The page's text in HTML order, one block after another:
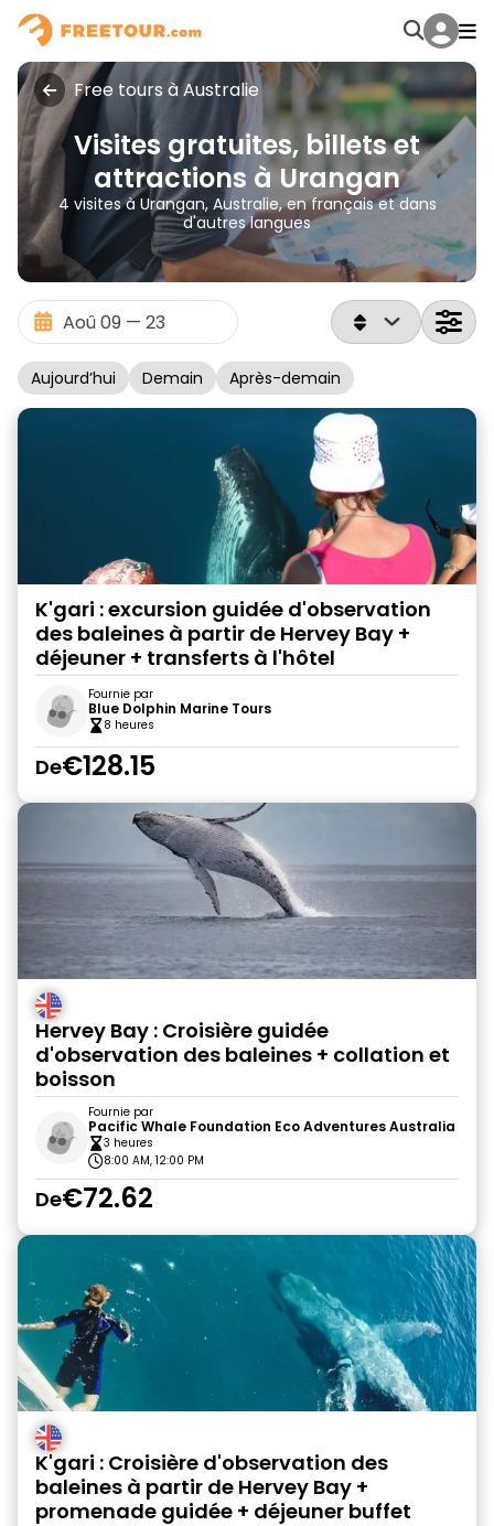
Free tours à Australie
Visites gratuites, billets et
attractions à Urangan
4 visites à Urangan, Australie, en français et dans
d'autres langues
Aujourd’hui Demain Après-demain
K'gari : excursion guidée d'observation
des baleines à partir de Hervey Bay +
déjeuner + transferts à l'hôtel
Fournie par
Blue Dolphin Marine Tours
8 heures
De€128.15
Hervey Bay : Croisière guidée
d'observation des baleines + collation et
boisson
Fournie par
Pacific Whale Foundation Eco Adventures Australia
3 heures
8:00 AM, 12:00 PM
De€72.62
K'gari : Croisière d'observation des
baleines à partir de Hervey Bay +
promenade guidée + déjeuner buffet